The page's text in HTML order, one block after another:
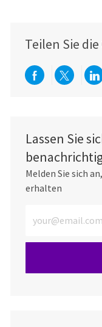
Teilen Sie
ÜberPer
Lassen Sie
Melden Sie sich
erhalten